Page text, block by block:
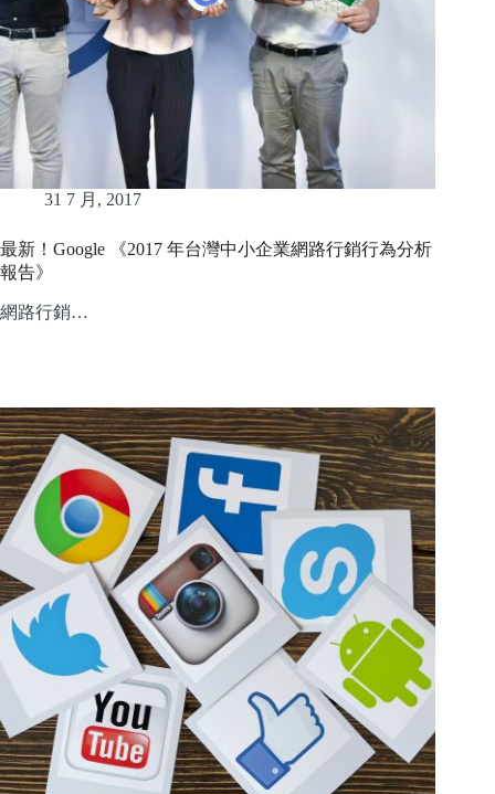
31 7 月, 2017
最新！Google 《2017 年台灣中小企業網路行銷行為分析
報告》
網路行銷…